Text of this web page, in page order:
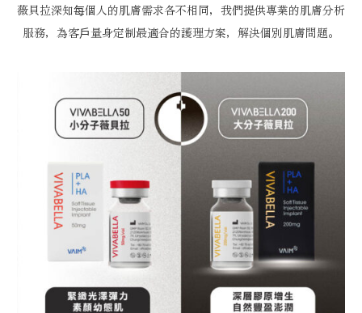
薇貝拉深知每個人的肌膚需求各不相同，我們提供專業的肌膚分析
服務，為客戶量身定制最適合的護理方案，解決個別肌膚問題。